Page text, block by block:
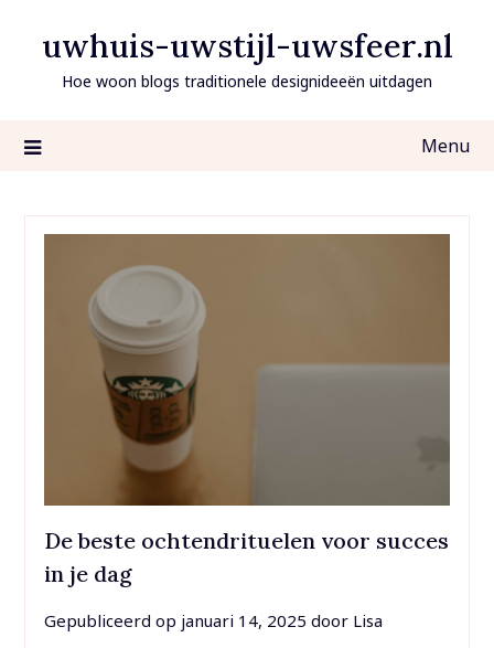
uwhuis-uwstijl-uwsfeer.nl
Hoe woon blogs traditionele designideeën uitdagen
Menu
De beste ochtendrituelen voor succes
in je dag
Gepubliceerd op januari 14, 2025 door Lisa